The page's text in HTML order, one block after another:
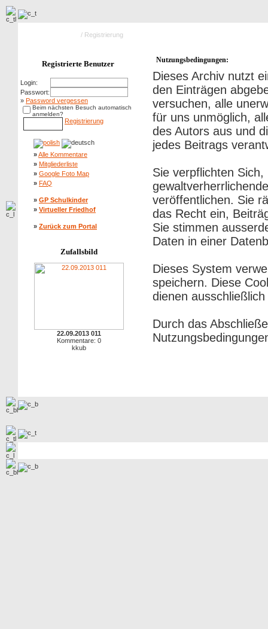
/ Registrierung
Registrierte Benutzer
Login:
Passwort:
» Password vergessen
Beim nächsten Besuch automatisch
anmelden?
Registrierung
»Alle Kommentare
» Mitgliederliste
» Google Foto Map
» FAQ
» GP Schulkinder
» Virtueller Friedhof
» Zurück zum Portal
Zufallsbild
22.09.2013 011
Kommentare: 0
kkub
Nutzungsbedingungen:
Dieses Archiv nutzt
den Einträgen
versuchen, alle
für uns unmöglich,
des Autors aus und
jedes Beitrags
Sie verpflichten
veröffentlichen. Sie
das Recht ein,
Sie stimmen
Daten in einer
Dieses System
speichern. Diese
dienen
Durch das